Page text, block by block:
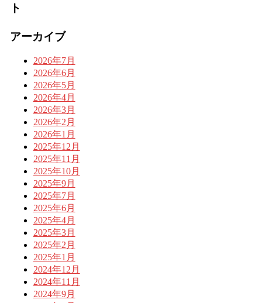
ト
アーカイブ
2026年7月
2026年6月
2026年5月
2026年4月
2026年3月
2026年2月
2026年1月
2025年12月
2025年11月
2025年10月
2025年9月
2025年7月
2025年6月
2025年4月
2025年3月
2025年2月
2025年1月
2024年12月
2024年11月
2024年9月